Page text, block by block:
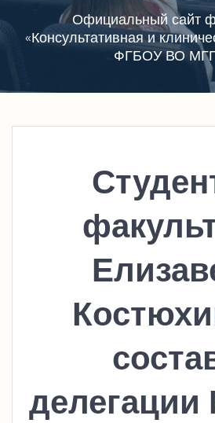
Официальный сайт
«Консультативная и
ФГБОУ ВО